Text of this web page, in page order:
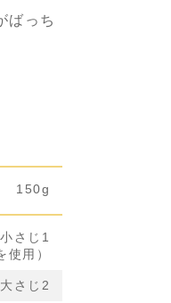
ばっち
150g
小さじ1
使用）
大さじ2